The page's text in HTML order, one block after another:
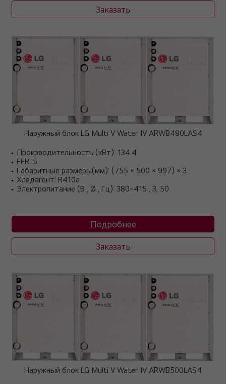
Заказать
Наружный блок LG Multi V Water IV ARWB480LAS4
Производительность (кВт): 134.4
EER: 5
Габаритные размеры(мм): (755 × 500 × 997) × 3
Хладагент: R410a
Электропитание (В , Ø , Гц): 380~415 , 3, 50
Подробнее
Заказать
Наружный блок LG Multi V Water IV ARWB500LAS4